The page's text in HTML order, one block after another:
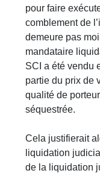
pour faire
comblement de
demeure pas
mandataire
SCI a été vendu
partie du prix de
qualité de
séquestrée.
Cela justifierait
liquidation
de la liquidation